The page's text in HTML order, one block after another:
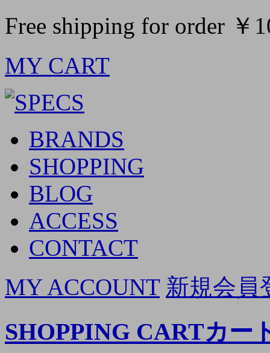
Free shipping for order ￥
MY CART
BRANDS
SHOPPING
BLOG
ACCESS
CONTACT
MY ACCOUNT 新規会員
SHOPPING CARTカー